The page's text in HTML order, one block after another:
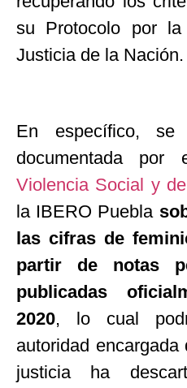
su Protocolo por
Justicia de la Nación.
En específico, se
documentada por
Violencia Social y
la IBERO Puebla
las cifras de
partir de notas
publicadas
2020, lo cual
autoridad
justicia ha